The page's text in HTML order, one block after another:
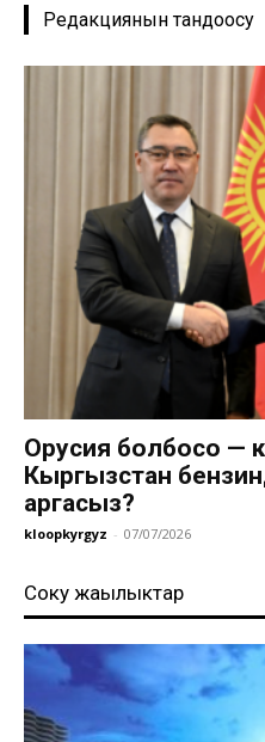
Редакциянын тандоосу
Орусия болбосо —
Кыргызстан
аргасыз?
kloopkyrgyz - 07/07/2026
Соңку жаңылыктар